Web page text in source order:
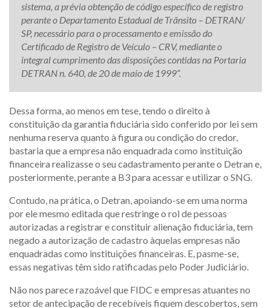
sistema, a prévia obtenção de código específico de registro
perante o Departamento Estadual de Trânsito – DETRAN/
SP, necessário para o processamento e emissão do
Certificado de Registro de Veículo – CRV, mediante o
integral cumprimento das disposições contidas na Portaria
DETRAN n. 640, de 20 de maio de 1999”.
Dessa forma, ao menos em tese, tendo o direito à
constituição da garantia fiduciária sido conferido por lei sem
nenhuma reserva quanto à figura ou condição do credor,
bastaria que a empresa não enquadrada como instituição
financeira realizasse o seu cadastramento perante o Detran e,
posteriormente, perante a B3 para acessar e utilizar o SNG.
Contudo, na prática, o Detran, apoiando-se em uma norma
por ele mesmo editada que restringe o rol de pessoas
autorizadas a registrar e constituir alienação fiduciária, tem
negado a autorização de cadastro àquelas empresas não
enquadradas como instituições financeiras. E, pasme-se,
essas negativas têm sido ratificadas pelo Poder Judiciário.
Não nos parece razoável que FIDC e empresas atuantes no
setor de antecipação de recebíveis fiquem descobertos, sem